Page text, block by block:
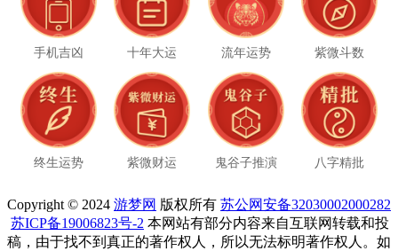
手机吉凶 十年大运 流年运势 紫微斗数
终生运势 紫微财运 鬼谷子推演 八字精批
Copyright © 2024 游梦网 版权所有 苏公网安备32030002000282
苏ICP备19006823号-2 本网站有部分内容来自互联网转载和投
稿，由于找不到真正的著作权人，所以无法标明著作权人。如